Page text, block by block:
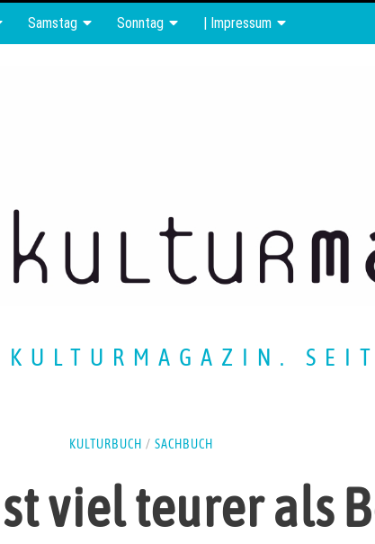
Samstag Sonntag | Impressum
KULTURMAGAZIN.
KULTURBUCH / SACHBUCH
viel teurer als